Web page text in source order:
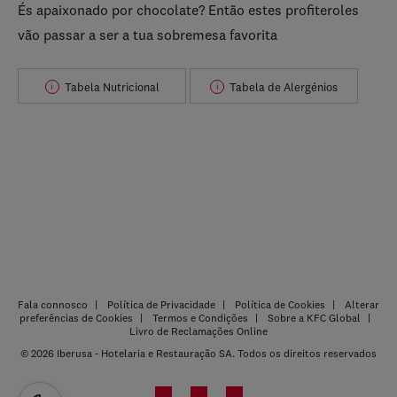
És apaixonado por chocolate? Então estes profiteroles
vão passar a ser a tua sobremesa favorita
i Tabela Nutricional i Tabela de Alergénios
Fala connosco Política de Privacidade Política de Cookies
Alterar
preferências de Cookies
Termos e Condições
Sobre a KFC Global
Livro de Reclamações Online
© 2026 Iberusa - Hotelaria e Restauração SA. Todos os direitos reservados